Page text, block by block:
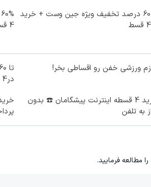
تا 60 درصد تخفیف ویژه جین وست + خرید
4 قسط
ورزشی خفن رو اقساطی بخر!
در4 قسط
خرید 4 قسطه اینترنت پیشگامان ☎️ بدون
به تلفن
پرداخت
را مطالعه فرمایید.